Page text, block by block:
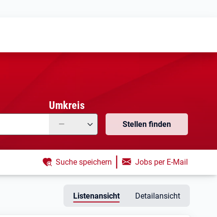
Umkreis
— Stellen finden
Suche speichern | Jobs per E-Mail
Listenansicht Detailansicht